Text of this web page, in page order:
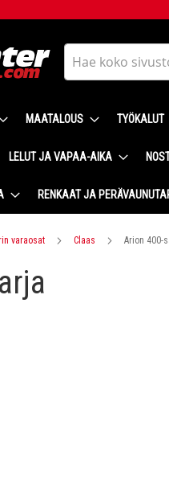
MAATALOUS TYÖKALUT
LELUT JA VAPAA-AIKA
RENKAAT JA
varaosat Claas Arion 400-